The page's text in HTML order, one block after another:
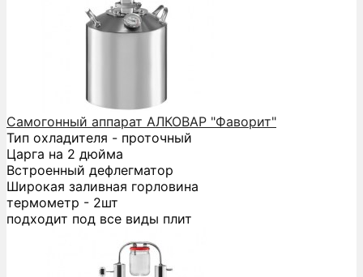
Самогонный аппарат АЛКОВАР "Фаворит"
Тип охладителя - проточный
Царга на 2 дюйма
Встроенный дефлегматор
Широкая заливная горловина
термометр - 2шт
подходит под все виды плит